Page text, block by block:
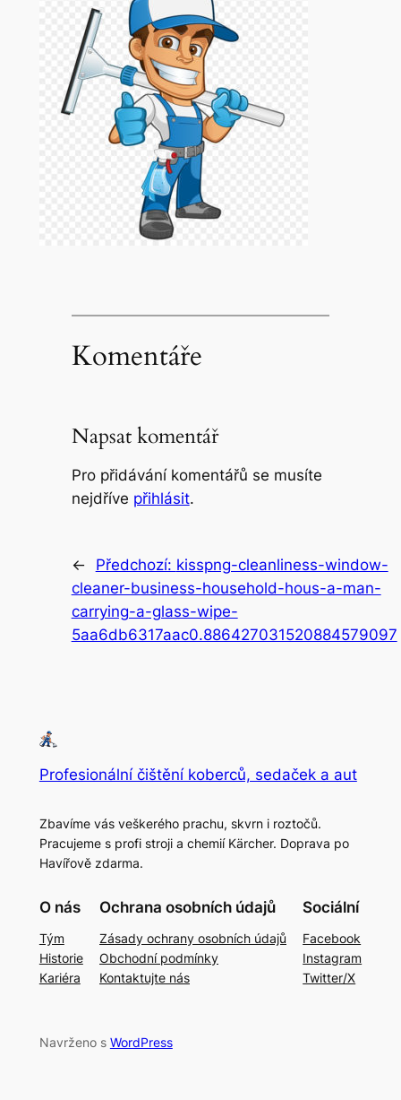
Komentáře
Napsat komentář
Pro přidávání komentářů se musíte
nejdříve přihlásit.
← Předchozí: kisspng-cleanliness-window-
cleaner-business-household-hous-a-man-
carrying-a-glass-wipe-
5aa6db6317aac0.886427031520884579097
Profesionální čištění koberců, sedaček a aut
Zbavíme vás veškerého prachu, skvrn i roztočů.
Pracujeme s profi stroji a chemií Kärcher. Doprava po
Havířově zdarma.
O nás
Tým
Historie
Kariéra
Ochrana osobních údajů
Zásady ochrany osobních údajů
Obchodní podmínky
Kontaktujte nás
Sociální
Facebook
Instagram
Twitter/X
Navrženo s WordPress